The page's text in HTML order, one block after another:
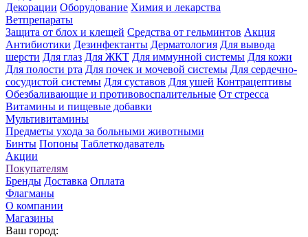
Декорации Оборудование Химия и лекарства
Ветпрепараты
Защита от блох и клещей Средства от гельминтов Акция
Антибиотики Дезинфектанты Дерматология Для вывода
шерсти Для глаз Для ЖКТ Для иммунной системы Для кожи
Для полости рта Для почек и мочевой системы Для сердечно-
сосудистой системы Для суставов Для ушей Контрацептивы
Обезбаливающие и противовоспалительные От стресса
Витамины и пищевые добавки
Мультивитамины
Предметы ухода за больными животными
Бинты Попоны Таблеткодаватель
Акции
Покупателям
Бренды Доставка Оплата
Флагманы
О компании
Магазины
Ваш город: